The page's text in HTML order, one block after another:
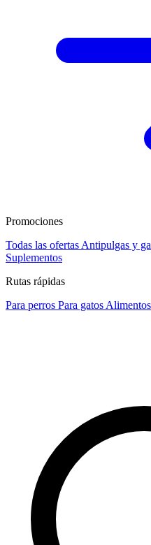
Promociones
Todas las ofertas Antipulgas y
Suplementos
Rutas rápidas
Para perros Para gatos